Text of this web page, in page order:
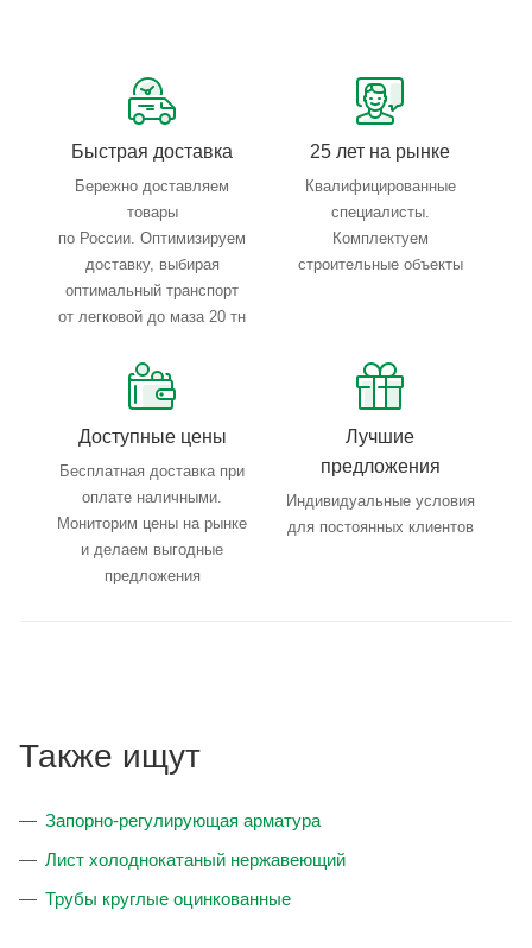
Тройной весовой контроль: въезд, погрузка, выезд
Быстрая доставка
Бережно доставляем
товары
по России. Оптимизируем
доставку, выбирая
оптимальный транспорт
от легковой до маза 20 тн
25 лет на рынке
Квалифицированные
специалисты.
Комплектуем
строительные объекты
Доступные цены
Бесплатная доставка при
оплате наличными.
Мониторим цены на рынке
и делаем выгодные
предложения
Лучшие
предложения
Индивидуальные условия
для постоянных клиентов
Также ищут
Запорно-регулирующая арматура
Лист холоднокатаный нержавеющий
Трубы круглые оцинкованные